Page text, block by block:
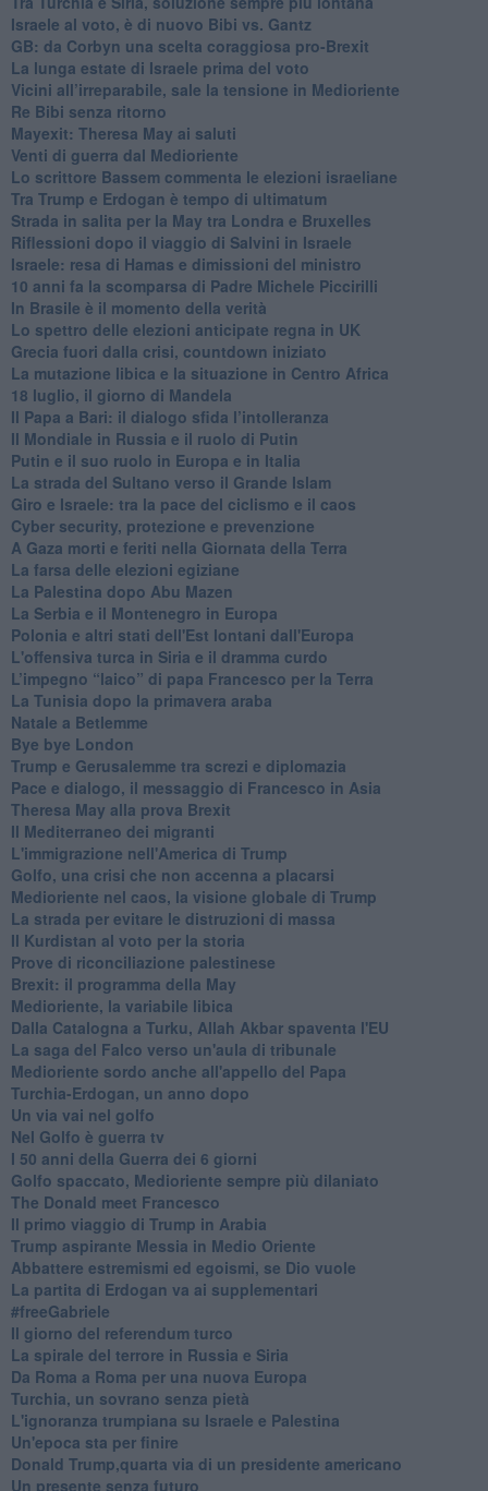
Israele al voto, è di nuovo Bibi vs. Gantz
GB: da Corbyn una scelta coraggiosa pro-Brexit
La lunga estate di Israele prima del voto
Vicini all’irreparabile, sale la tensione in Medioriente
Re Bibi senza ritorno
Mayexit: Theresa May ai saluti
Venti di guerra dal Medioriente
Lo scrittore Bassem commenta le elezioni israeliane
Tra Trump e Erdogan è tempo di ultimatum
Strada in salita per la May tra Londra e Bruxelles
Riflessioni dopo il viaggio di Salvini in Israele
Israele: resa di Hamas e dimissioni del ministro
10 anni fa la scomparsa di Padre Michele Piccirilli
In Brasile è il momento della verità
Lo spettro delle elezioni anticipate regna in UK
Grecia fuori dalla crisi, countdown iniziato
La mutazione libica e la situazione in Centro Africa
18 luglio, il giorno di Mandela
Il Papa a Bari: il dialogo sfida l’intolleranza
Il Mondiale in Russia e il ruolo di Putin
Putin e il suo ruolo in Europa e in Italia
La strada del Sultano verso il Grande Islam
Giro e Israele: tra la pace del ciclismo e il caos
Cyber security, protezione e prevenzione
A Gaza morti e feriti nella Giornata della Terra
La farsa delle elezioni egiziane
La Palestina dopo Abu Mazen
La Serbia e il Montenegro in Europa
Polonia e altri stati dell'Est lontani dall'Europa
L'offensiva turca in Siria e il dramma curdo
L’impegno “laico” di papa Francesco per la Terra
La Tunisia dopo la primavera araba
Natale a Betlemme
Bye bye London
Trump e Gerusalemme tra screzi e diplomazia
Pace e dialogo, il messaggio di Francesco in Asia
Theresa May alla prova Brexit
Il Mediterraneo dei migranti
L'immigrazione nell'America di Trump
Golfo, una crisi che non accenna a placarsi
Medioriente nel caos, la visione globale di Trump
La strada per evitare le distruzioni di massa
Il Kurdistan al voto per la storia
Prove di riconciliazione palestinese
Brexit: il programma della May
Medioriente, la variabile libica
Dalla Catalogna a Turku, Allah Akbar spaventa l'EU
La saga del Falco verso un'aula di tribunale
Medioriente sordo anche all'appello del Papa
Turchia-Erdogan, un anno dopo
Un via vai nel golfo
Nel Golfo è guerra tv
I 50 anni della Guerra dei 6 giorni
Golfo spaccato, Medioriente sempre più dilaniato
The Donald meet Francesco
Il primo viaggio di Trump in Arabia
Trump aspirante Messia in Medio Oriente
Abbattere estremismi ed egoismi, se Dio vuole
La partita di Erdogan va ai supplementari
#freeGabriele
Il giorno del referendum turco
La spirale del terrore in Russia e Siria
Da Roma a Roma per una nuova Europa
Turchia, un sovrano senza pietà
L'ignoranza trumpiana su Israele e Palestina
Un'epoca sta per finire
Donald Trump,quarta via di un presidente americano
Un presente senza futuro